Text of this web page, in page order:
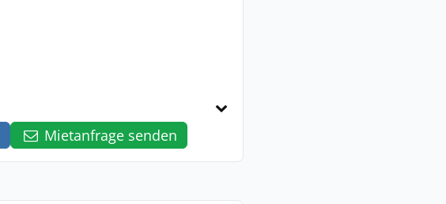
Mietanfrage senden